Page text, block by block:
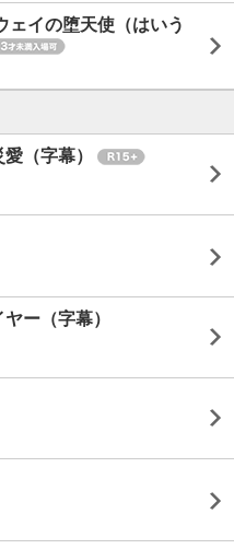
ェイの堕天使（はいう
（字幕）
ー（字幕）